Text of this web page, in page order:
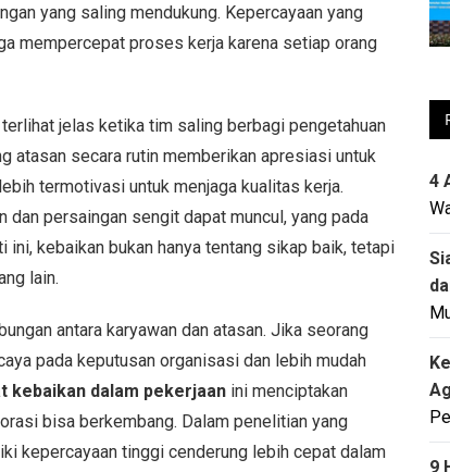
yang saling mendukung. Kepercayaan yang
mempercepat proses kerja karena setiap orang
terlihat jelas ketika tim saling berbagi pengetahuan
atasan secara rutin memberikan apresiasi untuk
termotivasi untuk menjaga kualitas kerja.
dan persaingan sengit dapat muncul, yang pada
kebaikan bukan hanya tentang sikap baik, tetapi
lain.
antara karyawan dan atasan. Jika seorang
pada keputusan organisasi dan lebih mudah
kebaikan dalam pekerjaan ini menciptakan
bisa berkembang. Dalam penelitian yang
kepercayaan tinggi cenderung lebih cepat dalam
4
9